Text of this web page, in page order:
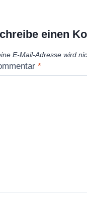
einen
E-Mail-Adresse wird
*